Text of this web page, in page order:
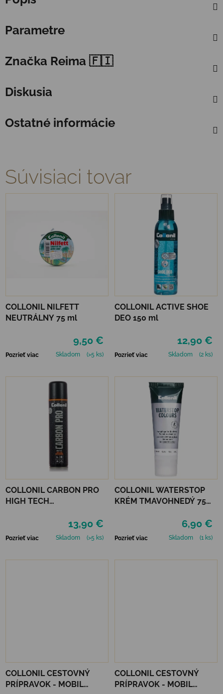
Parametre
Značka Reima 🇫🇮
Diskusia
Ostatné informácie
Súvisiaci tovar
COLLONIL NILFETT
NEUTRÁLNY 75 ml
9,50 €
Pozrieť viac Skladom (>5 ks)
COLLONIL ACTIVE SHOE
DEO 150 ml
12,90 €
Pozrieť viac Skladom (2 ks)
COLLONIL CARBON PRO
HIGH TECH
13,90 €
Pozrieť viac Skladom (>5 ks)
COLLONIL WATERSTOP
KRÉM TMAVOHNEDÝ 75
6,90 €
Pozrieť viac Skladom (1 ks)
COLLONIL CESTOVNÝ
PRÍPRAVOK - MOBIL
COLLONIL CESTOVNÝ
PRÍPRAVOK - MOBIL